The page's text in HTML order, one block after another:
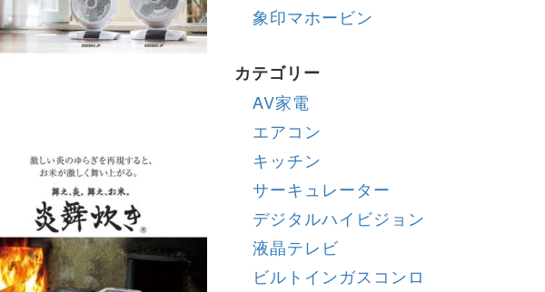
象印マホービン
カテゴリー
AV家電
エアコン
キッチン
サーキュレーター
デジタルハイビジョン
液晶テレビ
ビルトインガスコンロ